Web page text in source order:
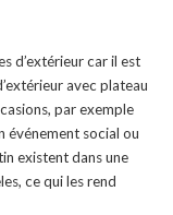
d’extérieur car il est
avec plateau
par exemple
événement social ou
existent dans une
ce qui les rend